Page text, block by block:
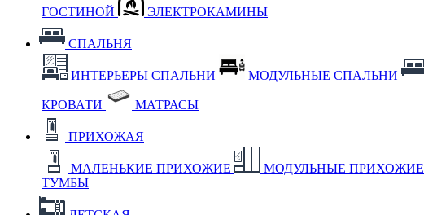
ГОСТИНОЙ ЭЛЕКТРОКАМИНЫ
СПАЛЬНЯ
ИНТЕРЬЕРЫ СПАЛЬНИ МОДУЛЬНЫЕ СПАЛЬНИ
КРОВАТИ МАТРАСЫ
ПРИХОЖАЯ
МАЛЕНЬКИЕ ПРИХОЖИЕ МОДУЛЬНЫЕ ПРИХОЖИЕ
ТУМБЫ